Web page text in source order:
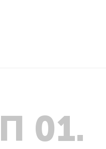
01.